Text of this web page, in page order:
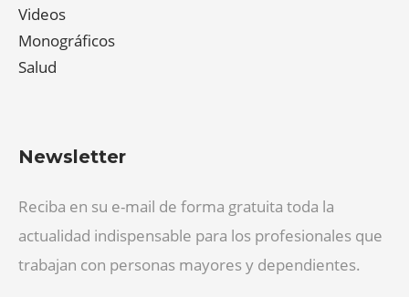
Videos
Monográficos
Salud
Newsletter
Reciba en su e-mail de forma gratuita toda la
actualidad indispensable para los profesionales que
trabajan con personas mayores y dependientes.